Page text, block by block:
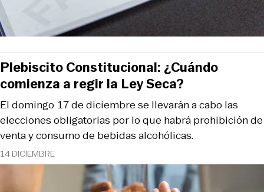
14 DICIEMBRE
El domingo 17 de diciembre se llevarán a cabo las
elecciones obligatorias por lo que habrá prohibición de
venta y consumo de bebidas alcohólicas.
Plebiscito Constitucional: ¿Cuándo
comienza a regir la Ley Seca?